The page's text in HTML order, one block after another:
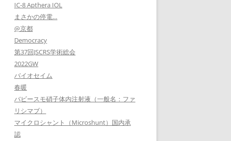
IC-8 Apthera IOL
まさかの停電…
@京都
Democracy
第37回JSCRS学術総会
2022GW
バイオセイム
春暖
バビースモ硝子体内注射液（一般名：ファ
リシマブ）
マイクロシャント（Microshunt）国内承
認